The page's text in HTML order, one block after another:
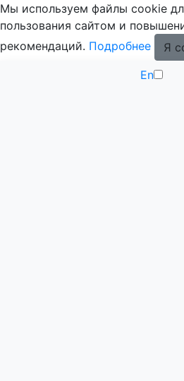
Мы используем файлы cookie
пользования сайтом и
рекомендаций. Подробнее
Я
En